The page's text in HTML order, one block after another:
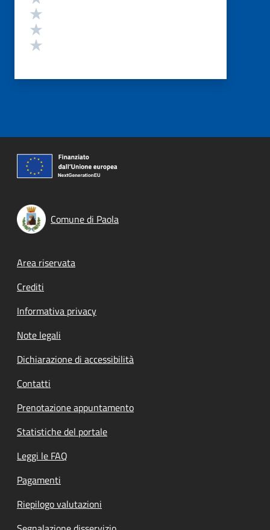
Comune di Paola
Footer menu
Area riservata
Crediti
Informativa privacy
Note legali
Dichiarazione di accessibilità
Contatti
Prenotazione appuntamento
Statistiche del portale
Leggi le FAQ
Pagamenti
Riepilogo valutazioni